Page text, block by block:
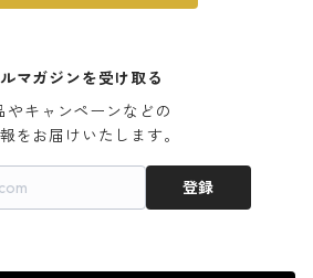
マガジンを受け取る
やキャンペーンなどの
をお届けいたします。
登録